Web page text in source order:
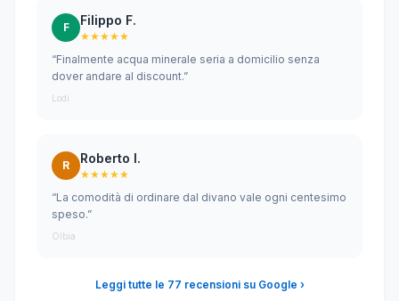
F Filippo F.
★★★★★
“Finalmente acqua minerale seria a domicilio senza
dover andare al discount.”
Lodi
R Roberto I.
★★★★★
“La comodità di ordinare dal divano vale ogni centesimo
speso.”
Olbia
Leggi tutte le 77 recensioni su Google ›